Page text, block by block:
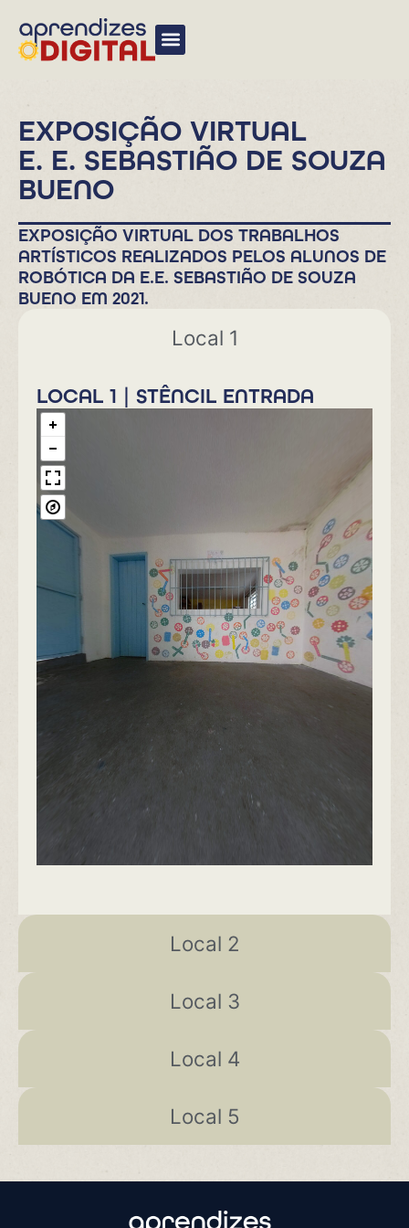
EXPOSIÇÃO VIRTUAL
E. E. SEBASTIÃO DE SOUZA
BUENO
EXPOSIÇÃO VIRTUAL DOS TRABALHOS
ARTÍSTICOS REALIZADOS PELOS ALUNOS DE
ROBÓTICA DA E.E. SEBASTIÃO DE SOUZA
BUENO EM 2021.
Local 1
Local 2
Local 3
Local 4
Local 5
LOCAL 1 | STÊNCIL ENTRADA